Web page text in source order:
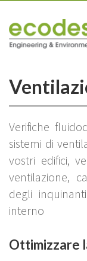
Verifiche
sistemi di
vostri edifici,
ventilazione,
degli
interno
Ottimizzare